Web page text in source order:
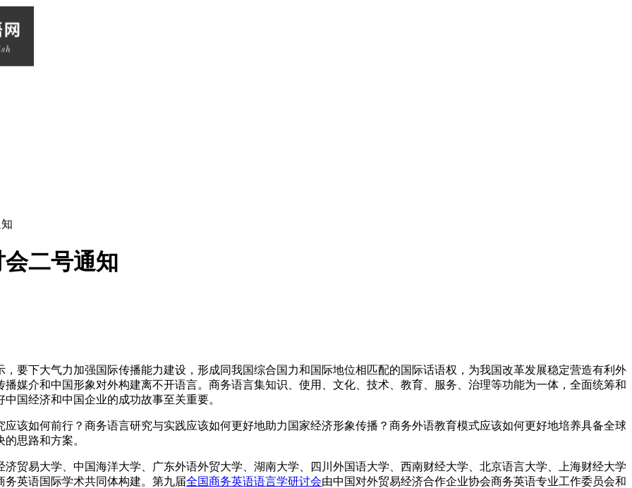
二号通知
要下大气力加强国际传播能力建设，形成同我国综合国力和国际地位相匹配的国际话语权，为我国改革发展稳定营造有利外
媒介和中国形象对外构建离不开语言。商务语言集知识、使用、文化、技术、教育、服务、治理等功能为一体，全面统筹和
国经济和中国企业的成功故事至关重要。
该如何前行？商务语言研究与实践应该如何更好地助力国家经济形象传播？商务外语教育模式应该如何更好地培养具备全球
思路和方案。
济贸易大学、中国海洋大学、广东外语外贸大学、湖南大学、四川外国语大学、西南财经大学、北京语言大学、上海财经大学
英语国际学术共同体构建。第九届全国商务英语语言学研讨会由中国对外贸易经济合作企业协会商务英语专业工作委员会和